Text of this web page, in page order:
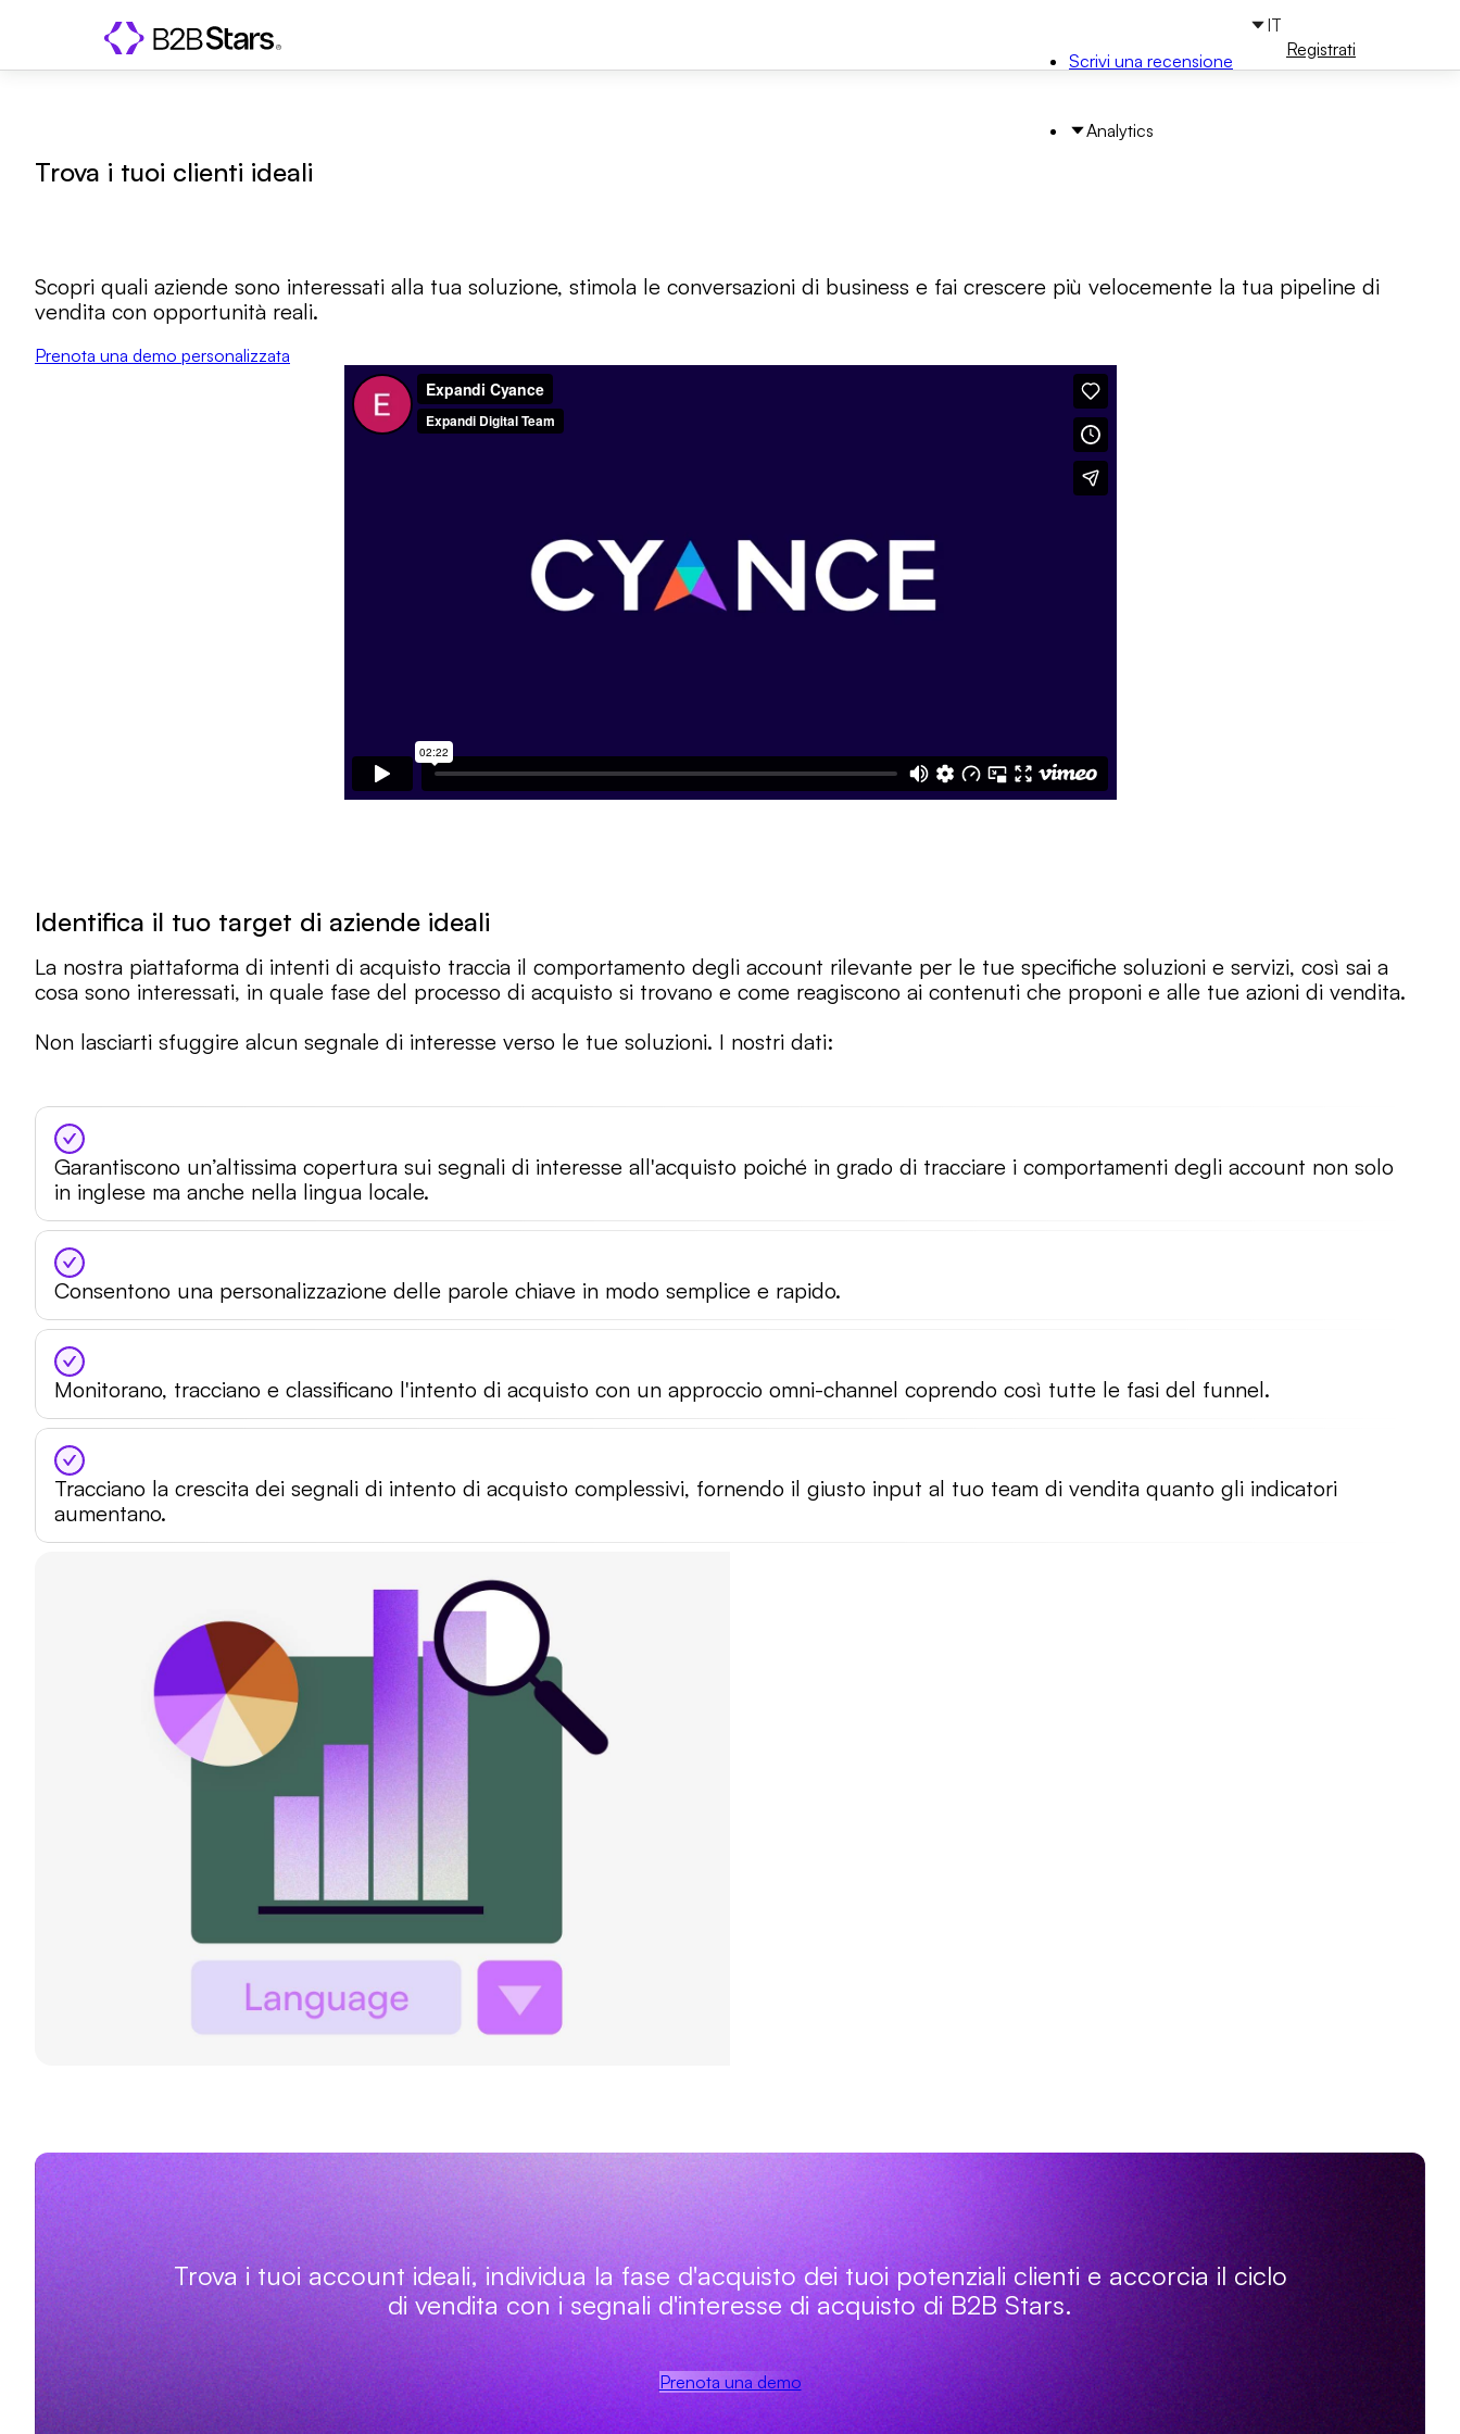
Scrivi una recensione
Analytics
IT
Registrati
Trova i tuoi clienti ideali
Scopri quali aziende sono interessati alla tua soluzione, stimola le conversazioni di business e fai crescere più velocemente la tua pipeline di
vendita con opportunità reali.
Prenota una demo personalizzata
Identifica il tuo target di aziende ideali
La nostra piattaforma di intenti di acquisto traccia il comportamento degli account rilevante per le tue specifiche soluzioni e servizi, così sai a
cosa sono interessati, in quale fase del processo di acquisto si trovano e come reagiscono ai contenuti che proponi e alle tue azioni di vendita.
Garantiscono un’altissima copertura sui segnali di interesse all'acquisto poiché in grado di tracciare i comportamenti degli account non solo
in inglese ma anche nella lingua locale.
Consentono una personalizzazione delle parole chiave in modo semplice e rapido.
Monitorano, tracciano e classificano l'intento di acquisto con un approccio omni-channel coprendo così tutte le fasi del funnel.
Tracciano la crescita dei segnali di intento di acquisto complessivi, fornendo il giusto input al tuo team di vendita quanto gli indicatori
aumentano.
Trova i tuoi account ideali, individua la fase d'acquisto dei tuoi potenziali clienti e accorcia il ciclo
di vendita con i segnali d'interesse di acquisto di B2B Stars.
Prenota una demo